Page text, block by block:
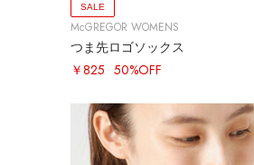
SALE
McGREGOR WOMENS
つま先ロゴソックス
￥825 50%OFF